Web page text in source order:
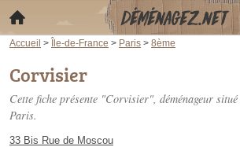
Accueil > Île-de-France > Paris > 8ème
Corvisier
Cette fiche présente "Corvisier", déménageur situé
Paris.
33 Bis Rue de Moscou